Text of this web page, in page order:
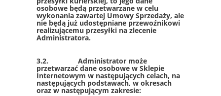
osobowe będą przetwarzane w celu
wykonania zawartej Umowy Sprzedaży, ale
nie będą już udostępniane przewoźnikowi
realizującemu przesyłki na zlecenie
Administratora.
3.2. Administrator może
przetwarzać dane osobowe w Sklepie
Internetowym w następujących celach, na
następujących podstawach, w okresach
oraz w następującym zakresie: